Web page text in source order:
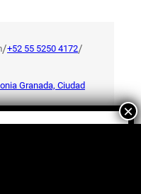
/+52 55 5250 4172/
Granada, Ciudad